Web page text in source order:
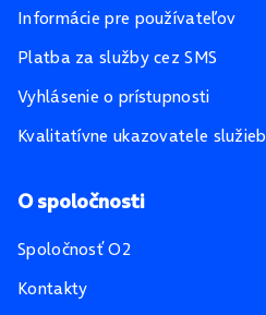
Informácie pre používateľov
Platba za služby cez SMS
Vyhlásenie o prístupnosti
Kvalitatívne ukazovatele služieb
O spoločnosti
Spoločnosť O2
Kontakty